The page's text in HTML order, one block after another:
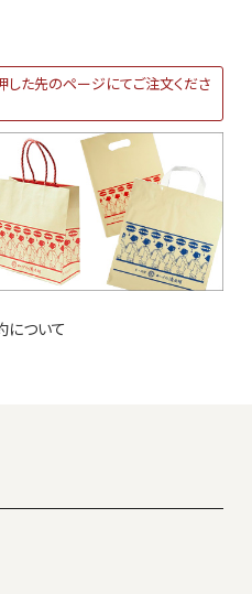
た先のページにてご注文くださ
について